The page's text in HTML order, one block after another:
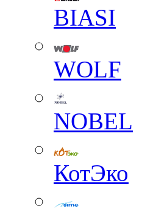
BIASI
WOLF
NOBEL
КотЭко